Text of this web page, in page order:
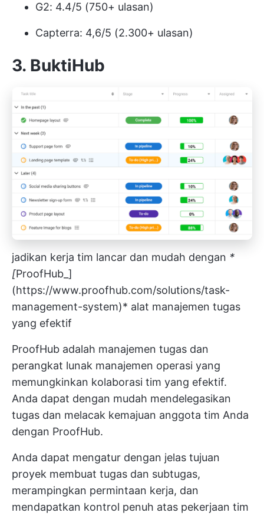
G2: 4.4/5 (750+ ulasan)
Capterra: 4,6/5 (2.300+ ulasan)
3. BuktiHub
jadikan kerja tim lancar dan mudah dengan *
[ProofHub_]
(https://www.proofhub.com/solutions/task-
management-system)* alat manajemen tugas
yang efektif
ProofHub adalah manajemen tugas dan
perangkat lunak manajemen operasi yang
memungkinkan kolaborasi tim yang efektif.
Anda dapat dengan mudah mendelegasikan
tugas dan melacak kemajuan anggota tim Anda
dengan ProofHub.
Anda dapat mengatur dengan jelas tujuan
proyek membuat tugas dan subtugas,
merampingkan permintaan kerja, dan
mendapatkan kontrol penuh atas pekerjaan tim